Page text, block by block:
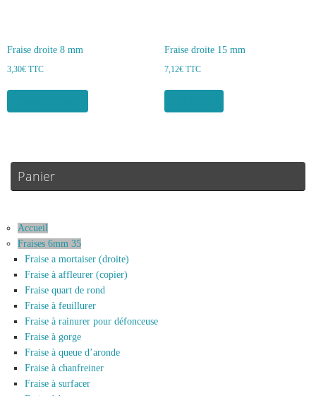
Fraise droite 8 mm
3,30€ TTC
Fraise droite 15 mm
7,12€ TTC
Panier
Accueil
Fraises 6mm 35
Fraise a mortaiser (droite)
Fraise à affleurer (copier)
Fraise quart de rond
Fraise à feuillurer
Fraise à rainurer pour défonceuse
Fraise à gorge
Fraise à queue d’aronde
Fraise à chanfreiner
Fraise à surfacer